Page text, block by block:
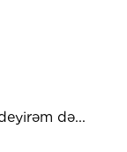
də...